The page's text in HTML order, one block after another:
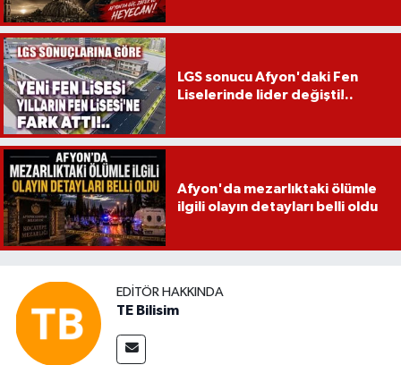
LGS sonucu Afyon'daki Fen
Liselerinde lider değişti!..
Afyon'da mezarlıktaki ölümle
ilgili olayın detayları belli oldu
EDITÖR HAKKINDA
TE Bilisim